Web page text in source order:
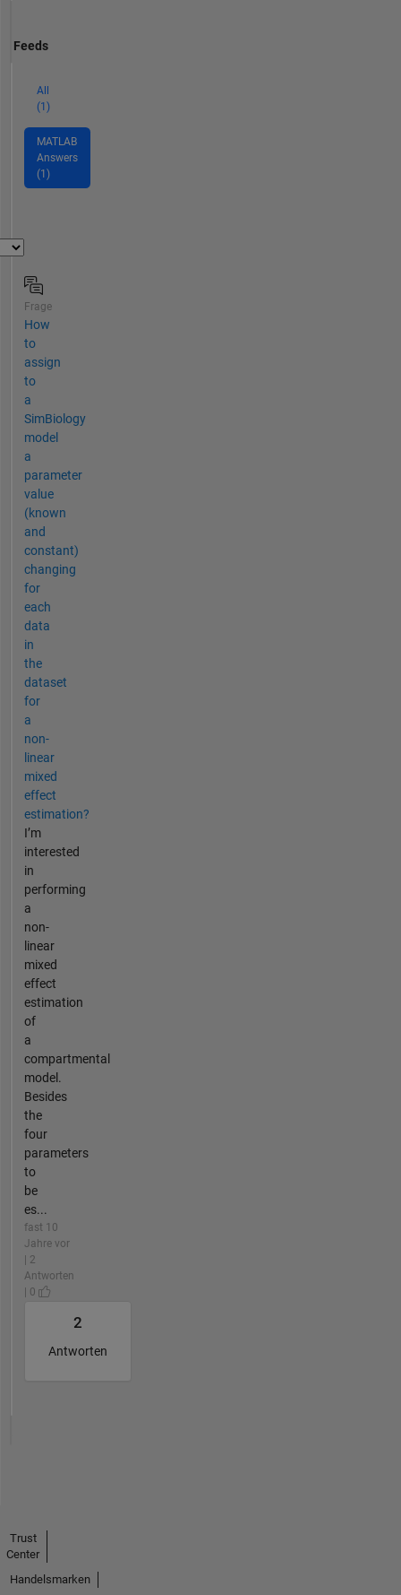
Feeds
All
(1)
MATLAB
Answers
(1)
Frage
How
to
assign
to
a
SimBiology
model
a
parameter
value
(known
and
constant)
changing
for
each
data
in
the
dataset
for
a
non-
linear
mixed
effect
estimation?
I’m
interested
in
performing
a
non-
linear
mixed
effect
estimation
of
a
compartmental
model.
Besides
the
four
parameters
to
be
es...
fast 10
Jahre vor
| 2
Antworten
| 0
2
Antworten
Trust
Center
Handelsmarken